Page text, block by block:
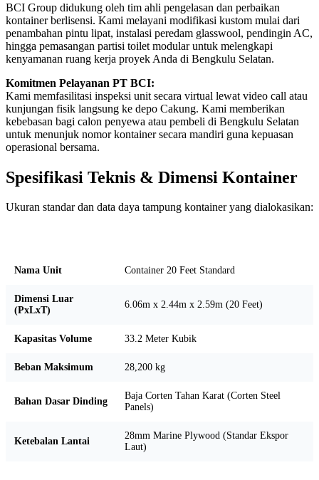
BCI Group didukung oleh tim ahli pengelasan dan perbaikan
kontainer berlisensi. Kami melayani modifikasi kustom mulai dari
penambahan pintu lipat, instalasi peredam glasswool, pendingin AC,
hingga pemasangan partisi toilet modular untuk melengkapi
kenyamanan ruang kerja proyek Anda di Bengkulu Selatan.
Komitmen Pelayanan PT BCI:
Kami memfasilitasi inspeksi unit secara virtual lewat video call atau
kunjungan fisik langsung ke depo Cakung. Kami memberikan
kebebasan bagi calon penyewa atau pembeli di Bengkulu Selatan
untuk menunjuk nomor kontainer secara mandiri guna kepuasan
operasional bersama.
Spesifikasi Teknis & Dimensi Kontainer
Ukuran standar dan data daya tampung kontainer yang dialokasikan:
Nama Unit Container 20 Feet Standard
Dimensi Luar
(PxLxT)
6.06m x 2.44m x 2.59m (20 Feet)
Kapasitas Volume 33.2 Meter Kubik
Beban Maksimum 28,200 kg
Bahan Dasar Dinding
Baja Corten Tahan Karat (Corten Steel
Panels)
Ketebalan Lantai
28mm Marine Plywood (Standar Ekspor
Laut)